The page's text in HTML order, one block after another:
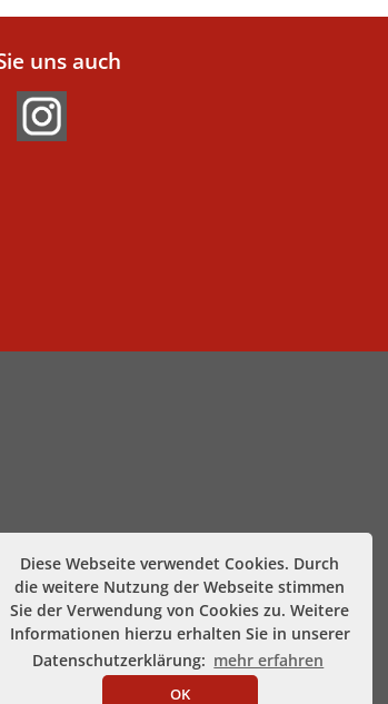
Diese Webseite verwendet Cookies. Durch
die weitere Nutzung der Webseite stimmen
Sie der Verwendung von Cookies zu. Weitere
Informationen hierzu erhalten Sie in unserer
Datenschutzerklärung: mehr erfahren
OK
uns auch